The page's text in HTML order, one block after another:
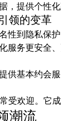
，提供个性
领的变革
性到隐私保
服务更安全
供基本约会
受欢迎。它
潮流